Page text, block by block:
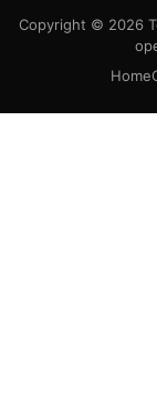
Copyright © 2026
Home